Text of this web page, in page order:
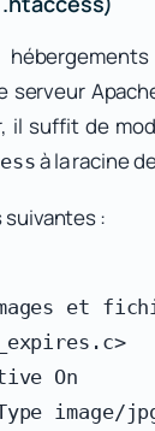
serveur
il suffit de
à la racine
:
et
On
image/